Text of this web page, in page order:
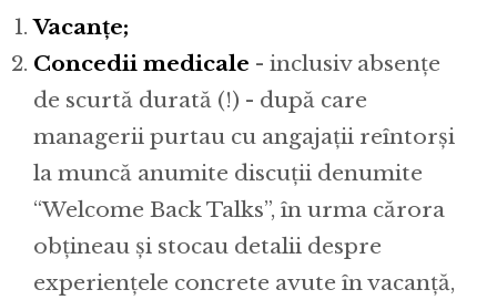
Vacanțe;
Concedii medicale - inclusiv absențe
de scurtă durată (!) - după care
managerii purtau cu angajații reîntorși
la muncă anumite discuții denumite
“Welcome Back Talks”, în urma cărora
obțineau și stocau detalii despre
experiențele concrete avute în vacanță,